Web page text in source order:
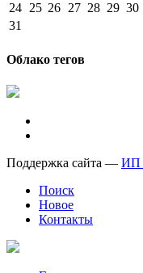
24 25 26 27 28 29 30
31
Облако тегов
Поддержка сайта — ИП
Поиск
Новое
Контакты